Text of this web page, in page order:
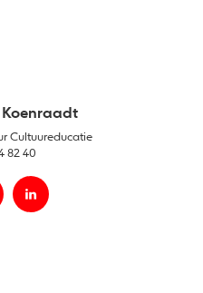
Koenraadt
Cultuureducatie
82 40